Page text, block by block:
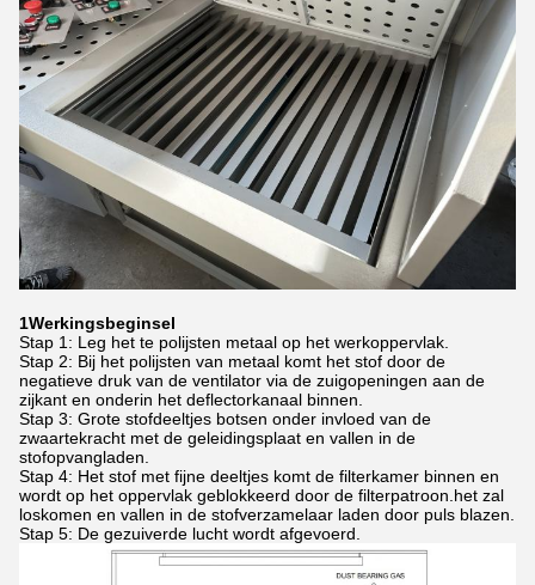
1Werkingsbeginsel
Stap 1: Leg het te polijsten metaal op het werkoppervlak.
Stap 2: Bij het polijsten van metaal komt het stof door de
negatieve druk van de ventilator via de zuigopeningen aan de
zijkant en onderin het deflectorkanaal binnen.
Stap 3: Grote stofdeeltjes botsen onder invloed van de
zwaartekracht met de geleidingsplaat en vallen in de
stofopvangladen.
Stap 4: Het stof met fijne deeltjes komt de filterkamer binnen en
wordt op het oppervlak geblokkeerd door de filterpatroon.het zal
loskomen en vallen in de stofverzamelaar laden door puls blazen.
Stap 5: De gezuiverde lucht wordt afgevoerd.